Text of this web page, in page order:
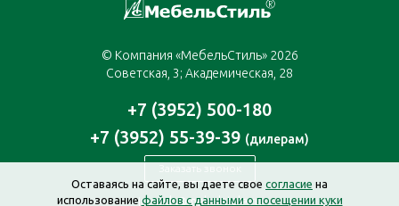
© Компания «МебельСтиль» 2026
Советская, 3; Академическая, 28
+7 (3952) 500-180
+7 (3952) 55-39-39 (дилерам)
Заказать звонок
irkutsk@mebelstyle.ru
Оставаясь на сайте, вы даете свое согласие на
использованиефайлов с данными о посещении куки